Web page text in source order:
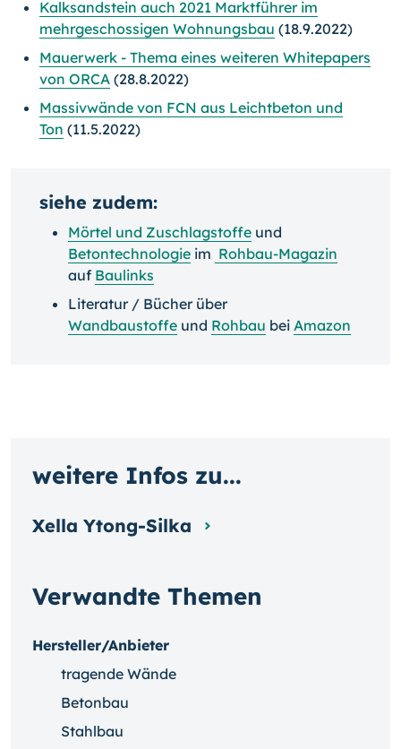
Kalksandstein auch 2021 Marktführer im
mehrgeschossigen Wohnungsbau (18.9.2022)
Mauerwerk - Thema eines weiteren Whitepapers
von ORCA (28.8.2022)
Massivwände von FCN aus Leichtbeton und
Ton (11.5.2022)
siehe zudem:
Mörtel und Zuschlagstoffe und
Betontechnologie im Rohbau-Magazin
auf Baulinks
Literatur / Bücher über
Wandbaustoffe und Rohbau bei Amazon
Verwandte Themen
Hersteller/Anbieter
tragende Wände
Betonbau
Stahlbau
weitere Infos zu...
Xella Ytong-Silka